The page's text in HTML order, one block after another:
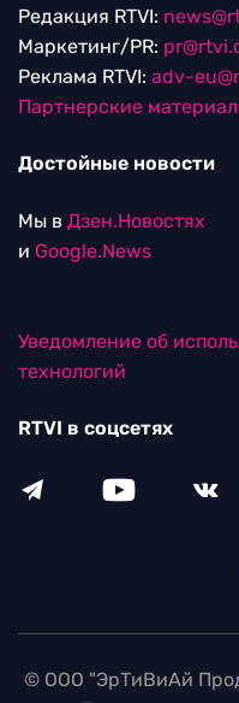
Редакция RTVI:
Маркетинг/PR:
Реклама RTVI: adv-
Партнерские
Достойные новости
Мы в Дзен.Новостях
и Google.News
Уведомление об
технологий
RTVI в соцсетях
© ООО "ЭрТиВиАй